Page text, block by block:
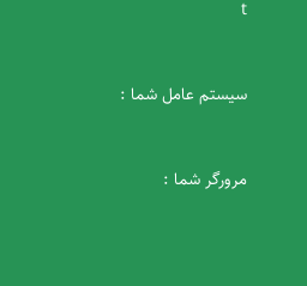
t
سیستم عامل شما :
مرورگر شما :